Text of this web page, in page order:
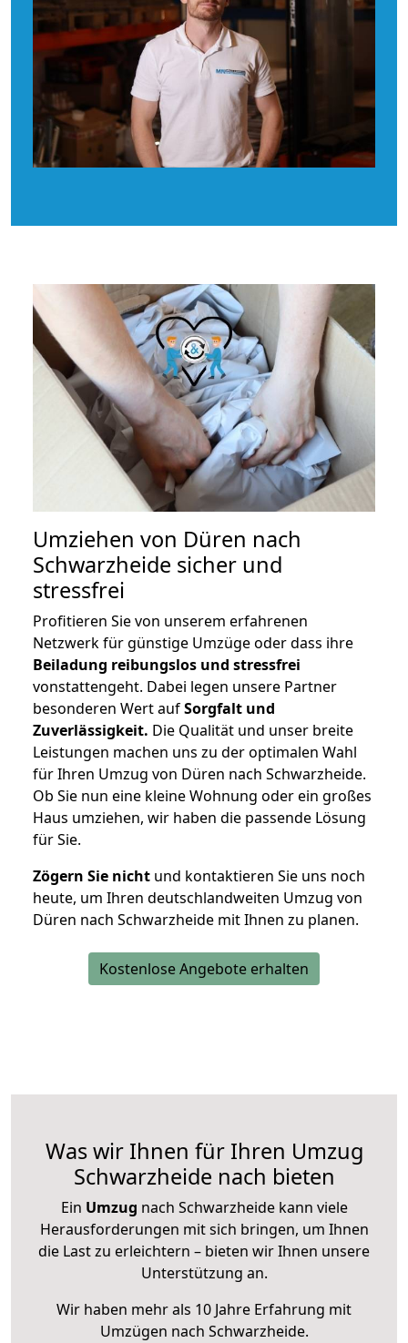
Umziehen von Düren nach
Schwarzheide sicher und
stressfrei
Profitieren Sie von unserem erfahrenen
Netzwerk für günstige Umzüge oder dass ihre
Beiladung reibungslos und stressfrei
vonstattengeht. Dabei legen unsere Partner
besonderen Wert aufSorgfalt und
Zuverlässigkeit. Die Qualität und unser breite
Leistungen machen uns zu der optimalen Wahl
für Ihren Umzug von Düren nach Schwarzheide.
Ob Sie nun eine kleine Wohnung oder ein großes
Haus umziehen, wir haben die passende Lösung
für Sie.
Zögern Sie nicht und kontaktieren Sie uns noch
heute, um Ihren deutschlandweiten Umzug von
Düren nach Schwarzheide mit Ihnen zu planen.
Kostenlose Angebote erhalten
Was wir Ihnen für Ihren Umzug
Schwarzheide nach bieten
Ein Umzug nach Schwarzheide kann viele
Herausforderungen mit sich bringen, um Ihnen
die Last zu erleichtern – bieten wir Ihnen unsere
Unterstützung an.
Wir haben mehr als 10 Jahre Erfahrung mit
Umzügen nach Schwarzheide.